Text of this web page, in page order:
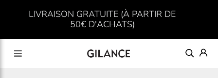
LIVRAISON GRATUITE (À PARTIR DE
50€ D'ACHATS)